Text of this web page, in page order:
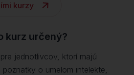
kurzy
kurz určený?
jednotlivcov, ktorí majú
o umelom intelekte,